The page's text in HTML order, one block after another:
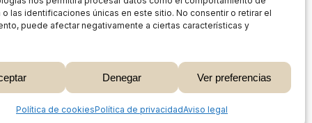
las identificaciones únicas en este sitio. No consentir o retirar el
puede afectar negativamente a ciertas características y
Denegar Ver preferencias
Política de cookiesPolítica de privacidadAviso legal
Finalizar Compra Share